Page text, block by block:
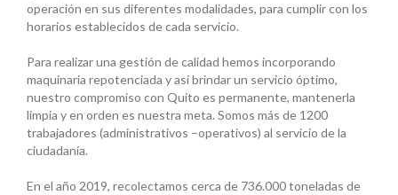
operación en sus diferentes modalidades, para cumplir con los
horarios establecidos de cada servicio.
Para realizar una gestión de calidad hemos incorporando
maquinaria repotenciada y así brindar un servicio óptimo,
nuestro compromiso con Quito es permanente, mantenerla
limpia y en orden es nuestra meta. Somos más de 1200
trabajadores (administrativos –operativos) al servicio de la
ciudadanía.
En el año 2019, recolectamos cerca de 736.000 toneladas de